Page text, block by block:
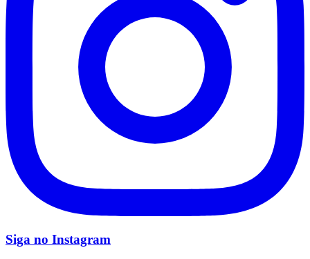
Fluminense
Siga no Instagram